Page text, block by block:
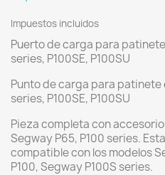
Impuestos incluidos
Puerto de carga para
series, P100SE, P100SU
Punto de carga para
series, P100SE, P100SU
Pieza completa con
Segway P65, P100 series.
compatible con los modelos
P100, Segway P100S series.